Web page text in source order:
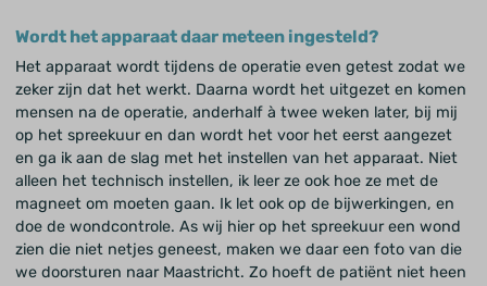
Wordt het apparaat daar meteen ingesteld?
Het apparaat wordt tijdens de operatie even getest zodat we
zeker zijn dat het werkt. Daarna wordt het uitgezet en komen
mensen na de operatie, anderhalf à twee weken later, bij mij
op het spreekuur en dan wordt het voor het eerst aangezet
en ga ik aan de slag met het instellen van het apparaat. Niet
alleen het technisch instellen, ik leer ze ook hoe ze met de
magneet om moeten gaan. Ik let ook op de bijwerkingen, en
doe de wondcontrole. As wij hier op het spreekuur een wond
zien die niet netjes geneest, maken we daar een foto van die
we doorsturen naar Maastricht. Zo hoeft de patiënt niet heen